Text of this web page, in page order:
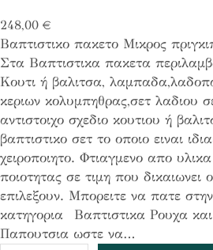
248,00 €
Βαπτιστικο πακετο Μικρος
Στα Βαπτιστικα πακετα
Κουτι ή βαλιτσα,
κεριων κολυμπηθρας,σετ λαδιου
αντιστοιχο σχεδιο κουτιου ή
βαπτιστικο σετ το οποιο ειναι
χειροποιητο. Φτιαγμενο απο
ποιοτητας σε τιμη που δικαιωνει
επιλεξουν. Μπορειτε να πατε στην
κατηγορια Βαπτιστικα Ρουχα και
Παπουτσια ωστε να…